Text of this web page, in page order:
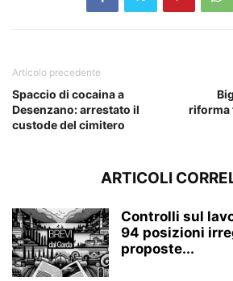
Articolo precedente
Spaccio di cocaina a
Desenzano: arrestato il
custode del cimitero
riforma
ARTICOLI
Controlli sul
94 posizioni
proposte...